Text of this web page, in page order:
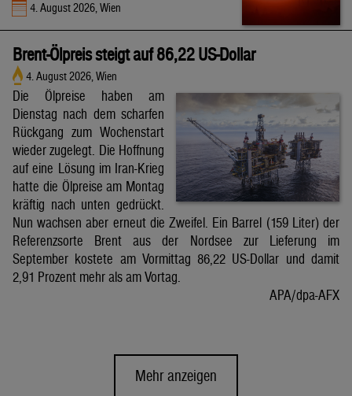
4. August 2026, Wien
Brent-Ölpreis steigt auf 86,22 US-Dollar
4. August 2026, Wien
Die Ölpreise haben am
Dienstag nach dem scharfen
Rückgang zum Wochenstart
wieder zugelegt. Die Hoffnung
auf eine Lösung im Iran-Krieg
hatte die Ölpreise am Montag
kräftig nach unten gedrückt.
Nun wachsen aber erneut die Zweifel. Ein Barrel (159 Liter) der
Referenzsorte Brent aus der Nordsee zur Lieferung im
September kostete am Vormittag 86,22 US-Dollar und damit
2,91 Prozent mehr als am Vortag.
APA/dpa-AFX
Mehr anzeigen